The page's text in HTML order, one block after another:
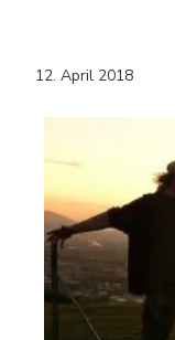
12. April 2018